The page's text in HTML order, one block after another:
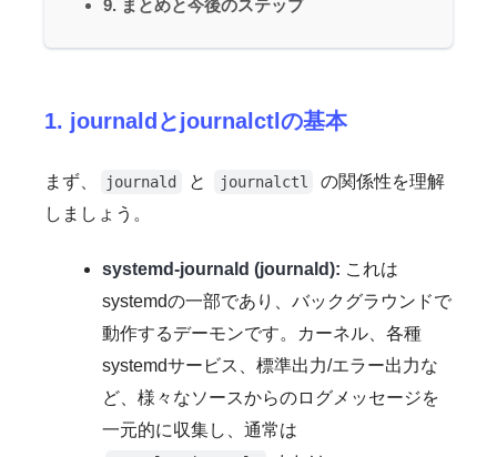
9. まとめと今後のステップ
1. journaldとjournalctlの基本
まず、 journald と journalctl
の関係性を理解
しましょう。
systemd-journald (journald): これは
systemdの一部であり、バックグラウンドで
動作するデーモンです。カーネル、各種
systemdサービス、標準出力/エラー出力な
ど、様々なソースからのログメッセージを
一元的に収集し、通常は